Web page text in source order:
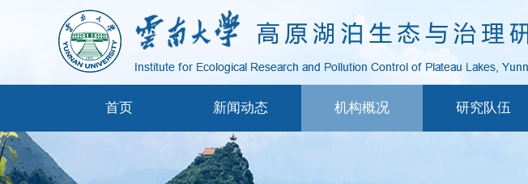
首页 新闻动态 机构概况 研究队伍